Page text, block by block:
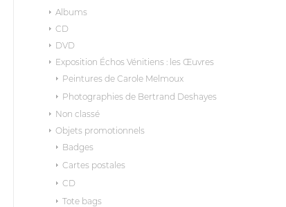
Albums
CD
DVD
Exposition Échos Vénitiens : les Œuvres
Peintures de Carole Melmoux
Photographies de Bertrand Deshayes
Non classé
Objets promotionnels
Badges
Cartes postales
CD
Tote bags